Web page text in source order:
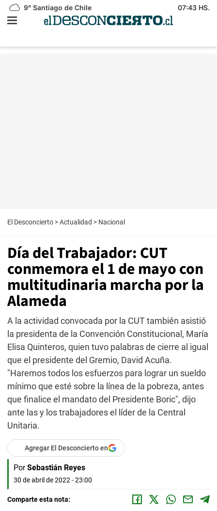
9° Santiago de Chile 07:43 HS.
El Desconcierto >Actualidad > Nacional
Día del Trabajador: CUT
conmemora el 1 de mayo con
multitudinaria marcha por la
Alameda
A la actividad convocada por la CUT también asistió
la presidenta de la Convención Constitucional, María
Elisa Quinteros, quien tuvo palabras de cierre al igual
que el presidente del Gremio, David Acuña.
"Haremos todos los esfuerzos para lograr un sueldo
mínimo que esté sobre la línea de la pobreza, antes
que finalice el mandato del Presidente Boric", dijo
ante las y los trabajadores el líder de la Central
Unitaria.
Agregar El Desconcierto en
Por Sebastián Reyes
30 de abril de 2022 - 23:00
Comparte esta nota: